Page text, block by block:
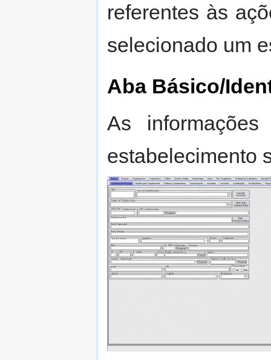
referentes às
selecionado um
Aba Básico/
As
estabelecimento